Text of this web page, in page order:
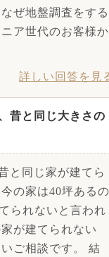
ぜ地盤調査をする
ア世代のお客様か
詳しい回答を見
昔と同じ大きさの
と同じ家が建てら
の家は40坪あるの
られないと言われ
が建てられない
ご相談です。 結